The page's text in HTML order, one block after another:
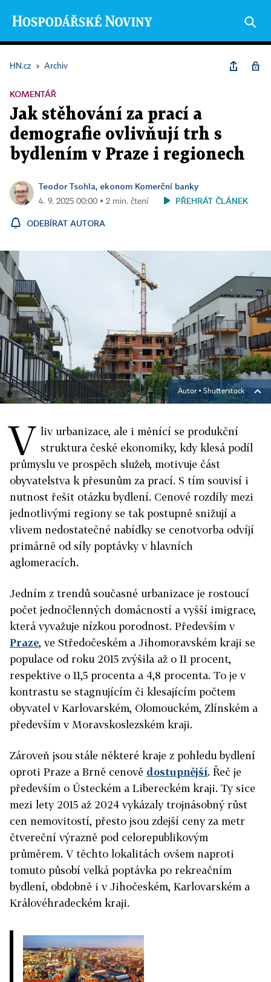
HN.cz › Archiv
KOMENTÁŘ
Jak stěhování za prací a
demografie ovlivňují trh s
bydlením v Praze i regionech
Teodor Tsohla, ekonom Komerční banky
4. 9. 2025 00:00 ▪ 2 min. čtení PŘEHRÁT ČLÁNEK
ODEBÍRAT AUTORA
Autor ▪Shutterstock
V liv urbanizace, ale i měnící se produkční
struktura české ekonomiky, kdy klesá podíl
průmyslu ve prospěch služeb, motivuje část
obyvatelstva k přesunům za prací. S tím souvisí i
nutnost řešit otázku bydlení. Cenové rozdíly mezi
jednotlivými regiony se tak postupně snižují a
vlivem nedostatečné nabídky se cenotvorba odvíjí
primárně od síly poptávky v hlavních
aglomeracích.
Jedním z trendů současné urbanizace je rostoucí
počet jednočlenných domácností a vyšší imigrace,
která vyvažuje nízkou porodnost. Především v
Praze, ve Středočeském a Jihomoravském kraji se
populace od roku 2015 zvýšila až o 11 procent,
respektive o 11,5 procenta a 4,8 procenta. To je v
kontrastu se stagnujícím či klesajícím počtem
obyvatel v Karlovarském, Olomouckém, Zlínském a
především v Moravskoslezském kraji.
Zároveň jsou stále některé kraje z pohledu bydlení
oproti Praze a Brně cenově dostupnější. Řeč je
především o Ústeckém a Libereckém kraji. Ty sice
mezi lety 2015 až 2024 vykázaly trojnásobný růst
cen nemovitostí, přesto jsou zdejší ceny za metr
čtvereční výrazně pod celorepublikovým
průměrem. V těchto lokalitách ovšem naproti
tomuto působí velká poptávka po rekreačním
bydlení, obdobně i v Jihočeském, Karlovarském a
Královéhradeckém kraji.